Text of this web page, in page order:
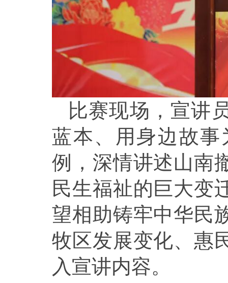
比赛现场，宣讲
蓝本、用身边故
例，深情讲述山南
民生福祉的巨大变
望相助铸牢中华民
牧区发展变化、惠
入宣讲内容。